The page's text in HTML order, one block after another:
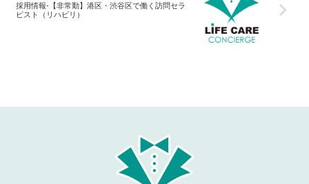
採用情報-【非常勤】港区・渋谷区で働く訪問セラ
ピスト（リハビリ）